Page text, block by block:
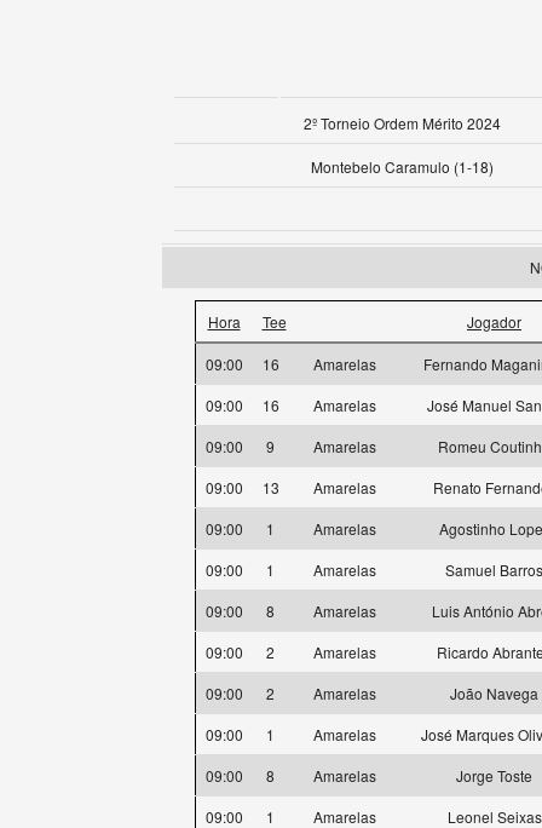
2º Torneio Ordem Mérito 2024
Montebelo Caramulo (1-18)
Hora Tee Jogador
09:00 16 Amarelas
Fernando
09:00
16 Amarelas
José Manuel
09:00
9 Amarelas
Romeu
09:00
13 Amarelas
Renato
09:00
1 Amarelas
Agostinho
09:00
1 Amarelas
Samuel Barros
09:00
8 Amarelas
Luis António
09:00
2 Amarelas
Ricardo
09:00
2 Amarelas
João Navega
09:00
1 Amarelas
José Marques
09:00
8 Amarelas
Jorge Toste
09:00
1 Amarelas
Leonel Seixas